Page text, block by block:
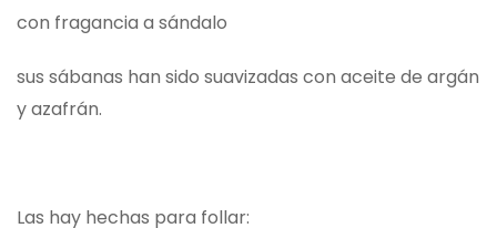
con fragancia a sándalo
sus sábanas han sido suavizadas con aceite de argán
y azafrán.
Las hay hechas para follar: